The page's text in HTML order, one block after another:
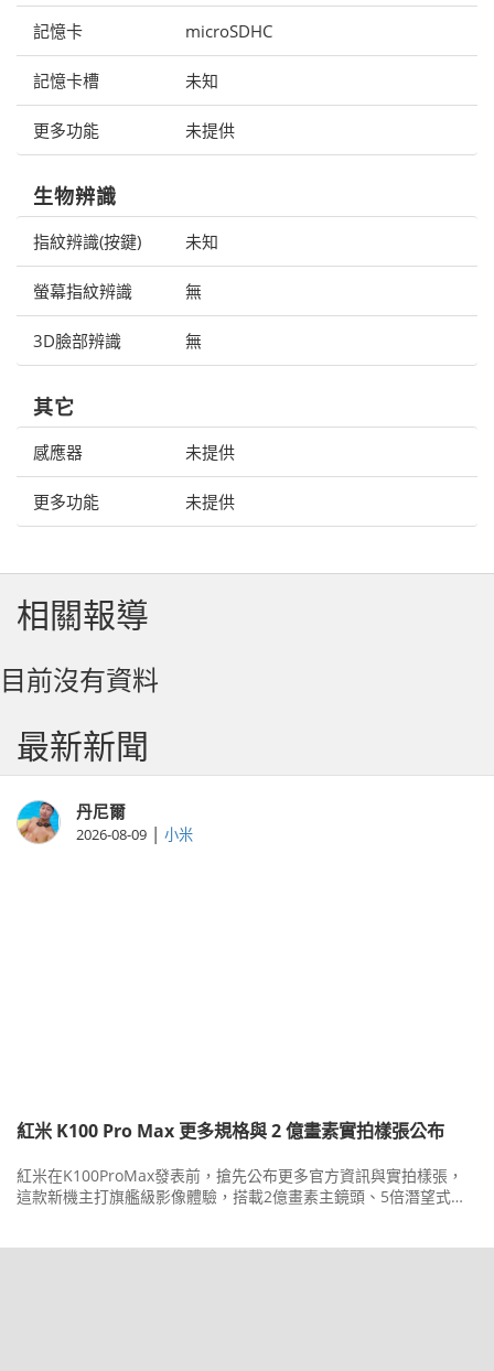
記憶卡 microSDHC
記憶卡槽 未知
更多功能 未提供
生物辨識
指紋辨識(按鍵) 未知
螢幕指紋辨識 無
3D臉部辨識 無
其它
感應器 未提供
更多功能 未提供
相關報導
目前沒有資料
最新新聞
丹尼爾
2026-08-09 | 小米
紅米 K100 Pro Max 更多規格與 2 億畫素實拍樣張公布
紅米在K100ProMax發表前，搶先公布更多官方資訊與實拍樣張，
這款新機主打旗艦級影像體驗，搭載2億畫素主鏡頭、5倍潛望式長